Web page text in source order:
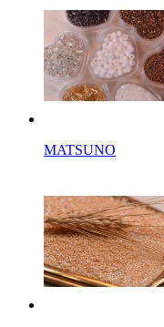
MATSUNO